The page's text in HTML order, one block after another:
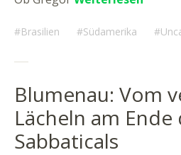
Brasilien Südamerika
Blumenau: Vom
Lächeln am Ende
Sabbaticals